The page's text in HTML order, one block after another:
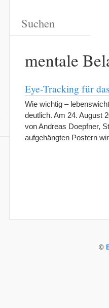
mentale
Eye-Tracking für
Wie wichtig –
deutlich. Am 24. August
von Andreas Doepfner,
aufgehängten Postern
©